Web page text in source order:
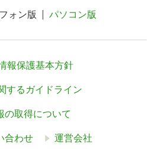
ォン版 パソコン版
報保護基本方針
するガイドライン
の取得について
合わせ 運営会社